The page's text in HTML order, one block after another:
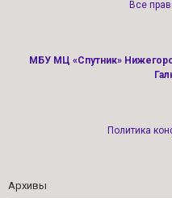
Все
МБУ МЦ «Спутник»
Политика
Архивы